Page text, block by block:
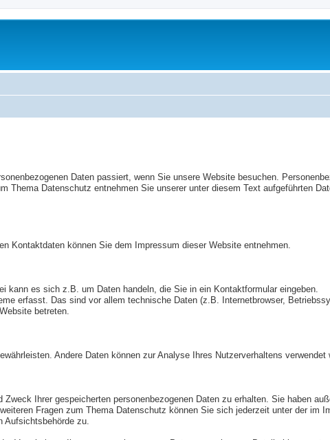
Daten passiert, wenn Sie unsere Website besuchen.
Thema Datenschutz entnehmen Sie unserer unter diesem Text aufgeführten
Kontaktdaten können Sie dem Impressum dieser Website entnehmen.
kann es sich z.B. um Daten handeln, die Sie in ein Kontaktformular eingeben.
erfasst. Das sind vor allem technische Daten (z.B. Internetbrowser,
betreten.
Andere Daten können zur Analyse Ihres Nutzerverhaltens verwendet
Ihrer gespeicherten personenbezogenen Daten zu erhalten. Sie haben
Fragen zum Thema Datenschutz können Sie sich jederzeit unter der im
Aufsichtsbehörde zu.